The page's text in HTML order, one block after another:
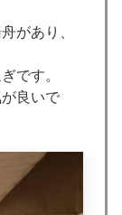
があり、
です。
良いで